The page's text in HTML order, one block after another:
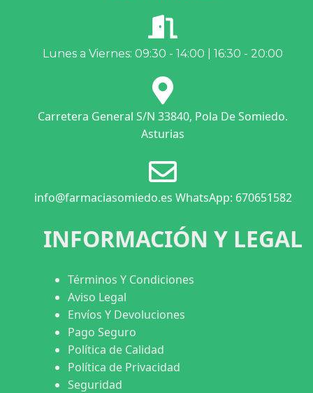
Lunes a Viernes: 09:30 - 14:00 | 16:30 - 20:00
Carretera General S/N 33840, Pola De Somiedo.
Asturias
info@farmaciasomiedo.es WhatsApp: 670651582
INFORMACIÓN Y LEGAL
Términos Y Condiciones
Aviso Legal
Envíos Y Devoluciones
Pago Seguro
Política de Calidad
Política de Privacidad
Seguridad